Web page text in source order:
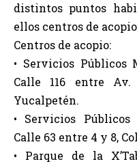
distintos puntos
ellos centros de
Centros de acopio:
• Servicios Públicos
Calle 116 entre
Yucalpetén.
• Servicios Públicos
Calle 63 entre 4 y 8,
• Parque de la